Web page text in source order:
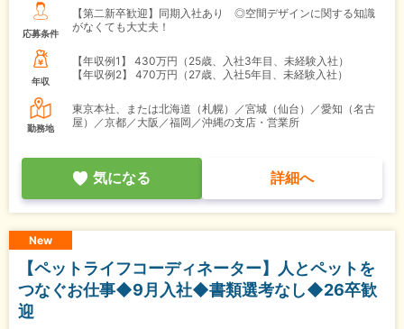
応募条件
【第二新卒歓迎】同期入社あり ◎空間デザインに関する知識
がなくても大丈夫！
年収
【年収例1】
430万円（25歳、入社3年目、未経験入社）
【年収例2】
470万円（27歳、入社5年目、未経験入社）
勤務地
東京本社、または北海道（札幌）／宮城（仙台）／愛知（名古
屋）／京都／大阪／福岡／沖縄の支店・営業所
気になる 詳細へ
New
【ペットライフコーディネーター】人とペットを
つなぐお仕事◆9月入社◆書類選考なし◆26卒歓
迎